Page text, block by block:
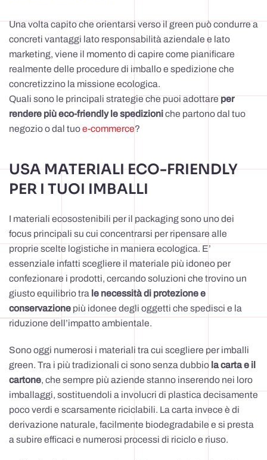
Una volta capito che orientarsi verso il green può condurre a
concreti vantaggi lato responsabilità aziendale e lato
marketing, viene il momento di capire come pianificare
realmente delle procedure di imballo e spedizione che
concretizzino la missione ecologica.
Quali sono le principali strategie che puoi adottareper
rendere più eco-friendly le spedizioniche partono dal tuo
negozio o dal tuoe-commerce?
USA MATERIALI ECO-FRIENDLY
PER I TUOI IMBALLI
I materiali ecosostenibili per il packaging sono uno dei
focus principali su cui concentrarsi per ripensare alle
proprie scelte logistiche in maniera ecologica. E’
essenziale infatti scegliere il materiale più idoneo per
confezionare i prodotti, cercando soluzioni che trovino un
giusto equilibrio tra le necessità di protezione e
conservazione più idonee degli oggetti che spedisci e la
riduzione dell’impatto ambientale.
Sono oggi numerosi i materiali tra cui scegliere per imballi
green. Tra i più tradizionali ci sono senza dubbio la carta e il
cartone, che sempre più aziende stanno inserendo nei loro
imballaggi, sostituendoli a involucri di plastica decisamente
poco verdi e scarsamente riciclabili. La carta invece è di
derivazione naturale, facilmente biodegradabile e si presta
a subire efficaci e numerosi processi di riciclo e riuso.